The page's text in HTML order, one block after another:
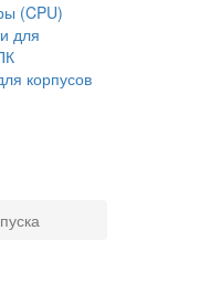
(CPU)
корпусов